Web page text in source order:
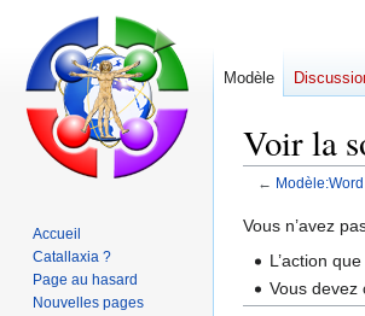
Voir la
← Modèle:Word
Aller
navigation
Aller
recherche
Vous n’avez
L’action
Vous
Modèle
Accueil
Catallaxia ?
Page au hasard
Nouvelles pages